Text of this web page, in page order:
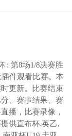
: 第8场1/8决赛胜
件观看比赛。本
更新。比赛结束
、赛事结果、赛
播，比赛录像，
供直布杯,英乙,